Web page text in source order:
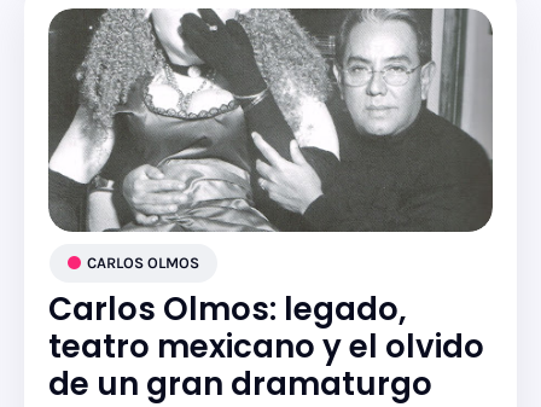
CARLOS OLMOS
Carlos Olmos: legado,
teatro mexicano y el olvido
de un gran dramaturgo